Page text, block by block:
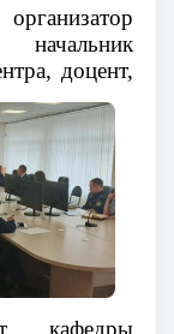
доцент,
кафедры